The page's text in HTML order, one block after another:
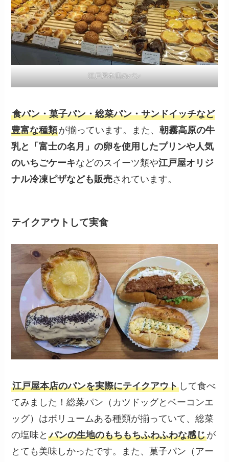
江戸屋本店のパン
食パン・菓子パン・総菜パン・サンドイッチなど
豊富な種類が揃っています。また、朝霧高原の牛
乳と「富士の名月」の卵を使用したプリンや人気
のいちごケーキなどのスイーツ類や江戸屋オリジ
ナル冷凍ピザなども販売されています。
テイクアウトして実食
江戸屋本店のパンを実際にテイクアウト して食べ
てみました！総菜パン（カツドッグとベーコンエ
ッグ）はボリュームある種類が揃っていて、総菜
の塩味とパンの生地のもちもちふわふわな感じが
とても美味しかったです。また、菓子パン（アー